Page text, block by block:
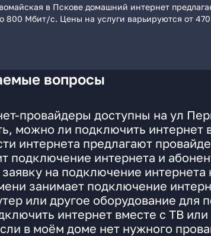
в Пскове домашний интернет
800 Мбит/с. Цены на услуги варьируются от
вопросы
провайдеры доступны на ул
можно ли подключить интернет
интернета предлагают
подключение интернета и
заявку на подключение
занимает подключение
или другое оборудование для
интернет вместе с ТВ
в моём доме нет нужного